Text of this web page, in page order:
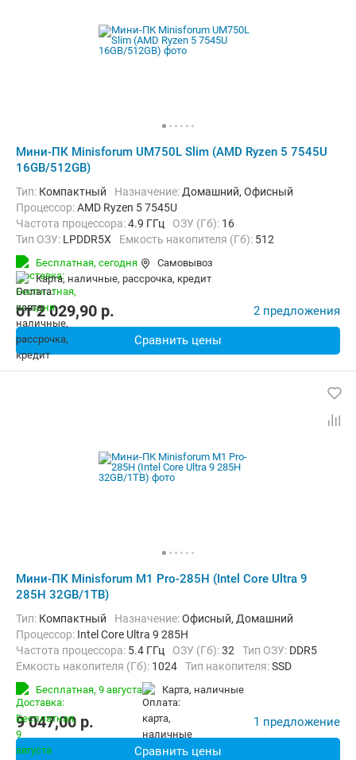
Мини-ПК Minisforum UM750L Slim (AMD Ryzen 5 7545U
16GB/512GB)
Тип: Компактный Назначение: Домашний, Офисный
Процессор:AMD Ryzen 5 7545U
Частота процессора:4.9 ГГц ОЗУ (Гб): 16
Тип ОЗУ: LPDDR5X Емкость накопителя (Гб): 512
Тип накопителя:
Операционная система: Windows 11 Pro
Бесплатная, сегодня
Самовывоз
карта, наличные, рассрочка, кредит
от2 029,90 p. 2 предложения
Сравнить цены
Мини-ПК Minisforum M1 Pro-285H (Intel Core Ultra 9
285H 32GB/1TB)
Тип: Компактный Назначение:Офисный, Домашний
Процессор: Intel Core Ultra 9 285H
Частота процессора: 5.4 ГГц ОЗУ (Гб):32 Тип ОЗУ: DDR5
Емкость накопителя (Гб): 1024 Тип накопителя:SSD
Видеоадаптер:
Intel Arc Graphics
Бесплатная, 9 августа карта, наличные
9 047,00 p. 1 предложение
Сравнить цены